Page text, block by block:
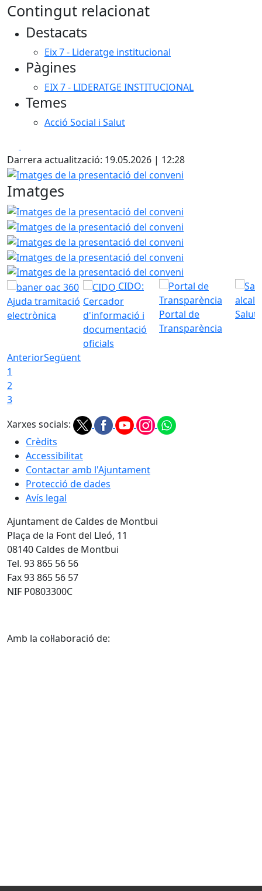
Contingut relacionat
Destacats
Eix 7 - Lideratge institucional
Pàgines
EIX 7 - LIDERATGE INSTITUCIONAL
Temes
Acció Social i Salut
Darrera actualització: 19.05.2026 | 12:28
Imatges de la presentació del conveni
Imatges
Imatges de la presentació del conveni
Ajuda tramitació
electrònica
CIDO:
Cercador
d'informació i
documentació
oficials
Portal de
Transparència
AnteriorSegüent
1
2
3
Xarxes socials:
Crèdits
Accessibilitat
Contactar amb l'Ajuntament
Protecció de dades
Avís legal
Ajuntament de Caldes de Montbui
Plaça de la Font del Lleó, 11
08140 Caldes de Montbui
Tel. 93 865 56 56
Fax 93 865 56 57
NIF P0803300C
Amb la col·laboració de: